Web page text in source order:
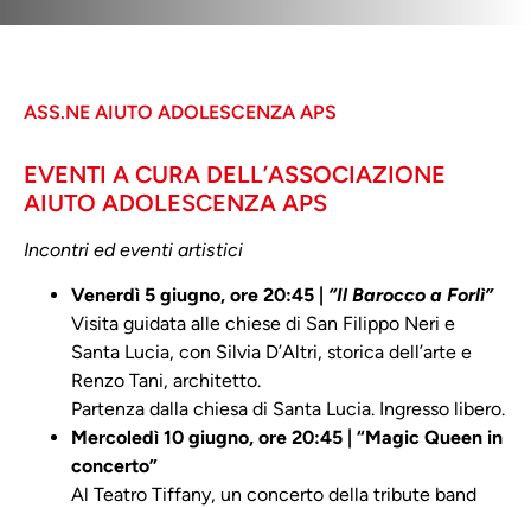
ASS.NE AIUTO ADOLESCENZA APS
EVENTI A CURA DELL’ASSOCIAZIONE
AIUTO ADOLESCENZA APS
Incontri ed eventi artistici
Venerdì 5 giugno, ore 20:45 | “Il Barocco a Forlì”
Visita guidata alle chiese di San Filippo Neri e
Santa Lucia, con Silvia D’Altri, storica dell’arte e
Renzo Tani, architetto.
Partenza dalla chiesa di Santa Lucia. Ingresso libero.
Mercoledì 10 giugno, ore 20:45 | “Magic Queen in
concerto”
Al Teatro Tiffany, un concerto della tribute band